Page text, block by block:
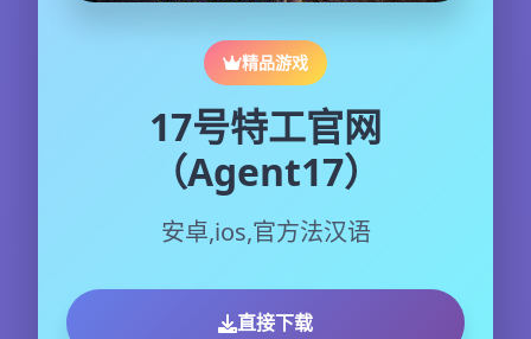
精品游戏
17号特工官网
（Agent17）
安卓,ios,官方法汉语
直接下载